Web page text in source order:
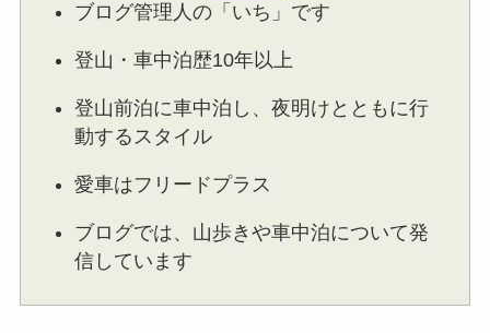
ブログ管理人の「いち」です
登山・車中泊歴10年以上
登山前泊に車中泊し、夜明けとともに行
動するスタイル
愛車はフリードプラス
ブログでは、山歩きや車中泊について発
信しています